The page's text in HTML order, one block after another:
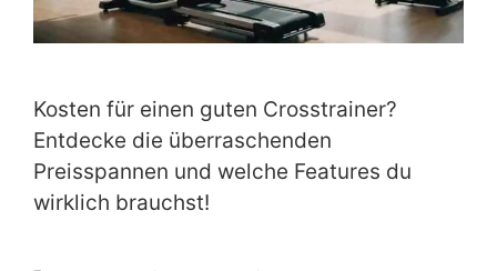
Kosten für einen guten Crosstrainer?
Entdecke die überraschenden
Preisspannen und welche Features du
wirklich brauchst!